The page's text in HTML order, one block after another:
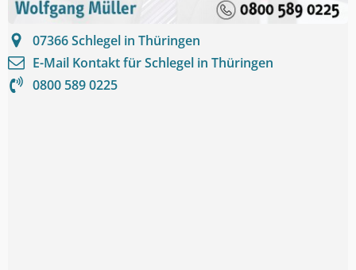
07366Schlegel in Thüringen
E-Mail Kontakt fürSchlegel in Thüringen
0800 589 0225